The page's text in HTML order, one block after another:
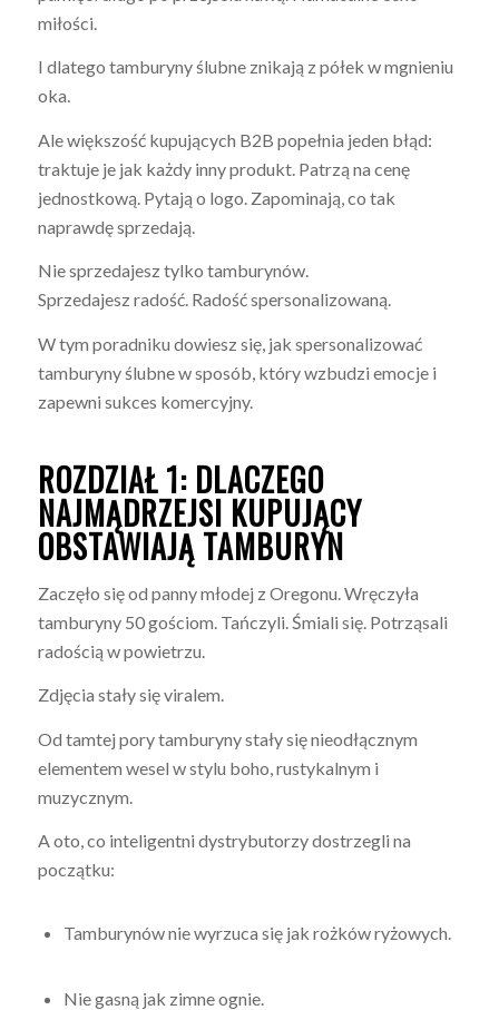
miłości.
I dlatego tamburyny ślubne znikają z półek w mgnieniu
oka.
Ale większość kupujących B2B popełnia jeden błąd:
traktuje je jak każdy inny produkt. Patrzą na cenę
jednostkową. Pytają o logo. Zapominają, co tak
naprawdę sprzedają.
Nie sprzedajesz tylko tamburynów.
Sprzedajesz radość. Radość spersonalizowaną.
W tym poradniku dowiesz się, jak spersonalizować
tamburyny ślubne w sposób, który wzbudzi emocje i
zapewni sukces komercyjny.
ROZDZIAŁ 1: DLACZEGO
NAJMĄDRZEJSI KUPUJĄCY
OBSTAWIAJĄTAMBURYN
Zaczęło się od panny młodej z Oregonu. Wręczyła
tamburyny 50 gościom. Tańczyli. Śmiali się. Potrząsali
radością w powietrzu.
Zdjęcia stały się viralem.
Od tamtej pory tamburyny stały się nieodłącznym
elementem wesel w stylu boho, rustykalnym i
muzycznym.
A oto, co inteligentni dystrybutorzy dostrzegli na
początku:
Tamburynów nie wyrzuca się jak rożków ryżowych.
Nie gasną jak zimne ognie.